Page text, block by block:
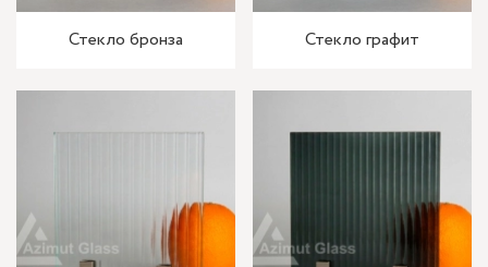
Стекло бронза Стекло графит